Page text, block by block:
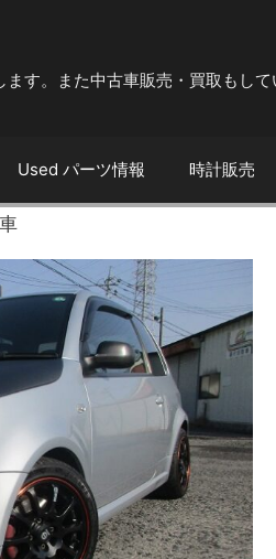
す。また中古車販売・買取もして
Used パーツ情報 時計販売